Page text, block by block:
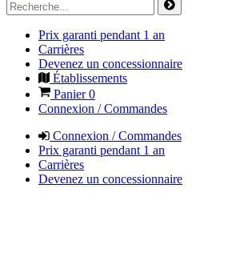
Prix garanti pendant 1 an
Carrières
Devenez un concessionnaire
Établissements
Panier0
Connexion / Commandes
Connexion / Commandes
Prix garanti pendant 1 an
Carrières
Devenez un concessionnaire